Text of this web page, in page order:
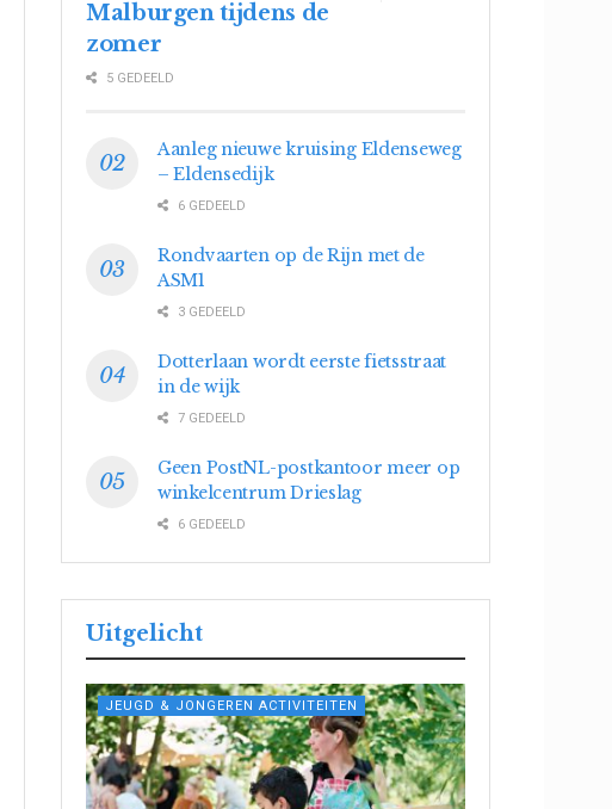
Malburgen tijdens de
zomer
5 GEDEELD
Aanleg nieuwe kruising Eldenseweg
– Eldensedijk
6 GEDEELD
Rondvaarten op de Rijn met de
ASM1
3 GEDEELD
Dotterlaan wordt eerste fietsstraat
in de wijk
7 GEDEELD
Geen PostNL-postkantoor meer op
winkelcentrum Drieslag
6 GEDEELD
Uitgelicht
JEUGD & JONGEREN ACTIVITEITEN